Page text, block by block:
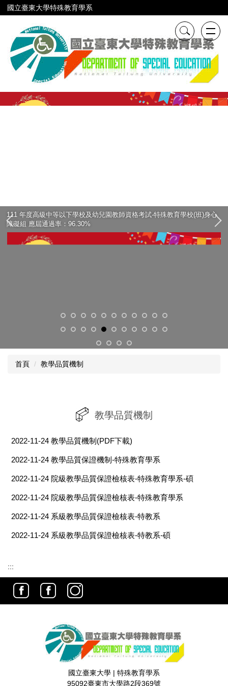
跳
到
內
容
國立臺東大學特殊教育學系
111 年度高級中等以下學校及幼兒園教師資格考試-特殊教育學校(班)身心
障礙組 應屆通過率：96.30%
首頁 教學品質機制
教學品質機制
2022-11-24 教學品質機制(PDF下載)
2022-11-24 教學品質保證機制-特殊教育學系
2022-11-24 院級教學品質保證檢核表-特殊教育學系-碩
2022-11-24 院級教學品質保證檢核表-特殊教育學系
2022-11-24 系級教學品質保證檢核表-特教系
2022-11-24 系級教學品質保證檢核表-特教系-碩
:::
國立臺東大學 | 特殊教育學系
95092臺東市大學路2段369號